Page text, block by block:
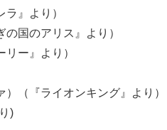
』より）
国のアリス』より）
ー』より）
（『ライオンキング』より）
)